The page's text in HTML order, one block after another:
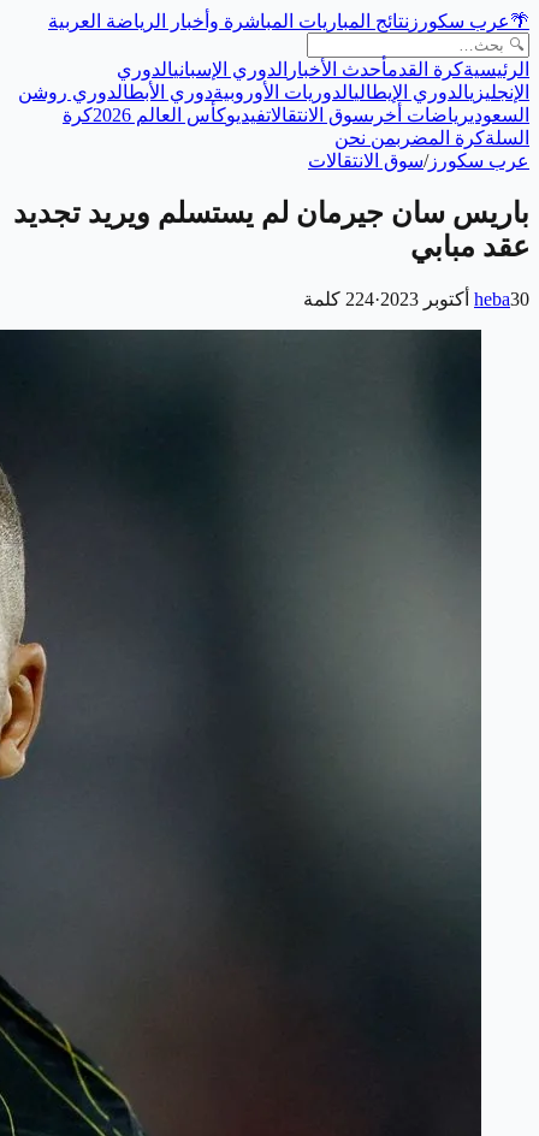
🌴عرب سكورز نتائج المباريات المباشرة وأخبار الرياضة العربية
الرئيسيةكرة القدمأحدث الأخبار الدوري الإسبانيالدوري
الإنجليزيالدوري الإيطاليالدوريات الأوروبيةدوري الأبطالدوري روشن
السعوديرياضات أخرىسوق الانتقالاتفيديوكأس العالم 2026
كرة
السلةكرة المضربمن نحن
عرب سكورز/سوق الانتقالات
باريس سان جيرمان لم يستسلم ويريد تجديد
عقد مبابي
heba30 أكتوبر 2023 ·
224 كلمة